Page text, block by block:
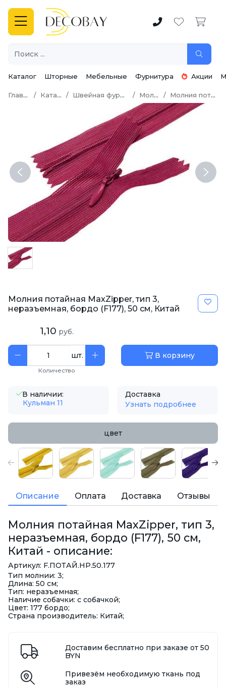
Каталог Шторные Мебельные Фурнитура Акции
Главная Каталог Швейная фурнитура Молнии Молния потайная
Previous Next
Молния потайная MaxZipper, тип 3,
неразъемная, бордо (F177), 50 см, Китай
1,10 руб.
шт.
Количество
В корзину
В наличии:
Кульман 11
Доставка
Узнать подробнее
цвет
Описание Оплата Доставка Отзывы
Молния потайная MaxZipper, тип 3,
неразъемная, бордо (F177), 50 см,
Китай - описание:
Артикул: F.ПОТАЙ.HP.50.177
Тип молнии: 3;
Длина: 50 см;
Тип: неразъемная;
Наличие собачки: с собачкой;
Цвет: 177 бордо;
Страна производитель: Китай;
Доставим бесплатно при заказе от 50
BYN
Привезём необходимую ткань под
заказ